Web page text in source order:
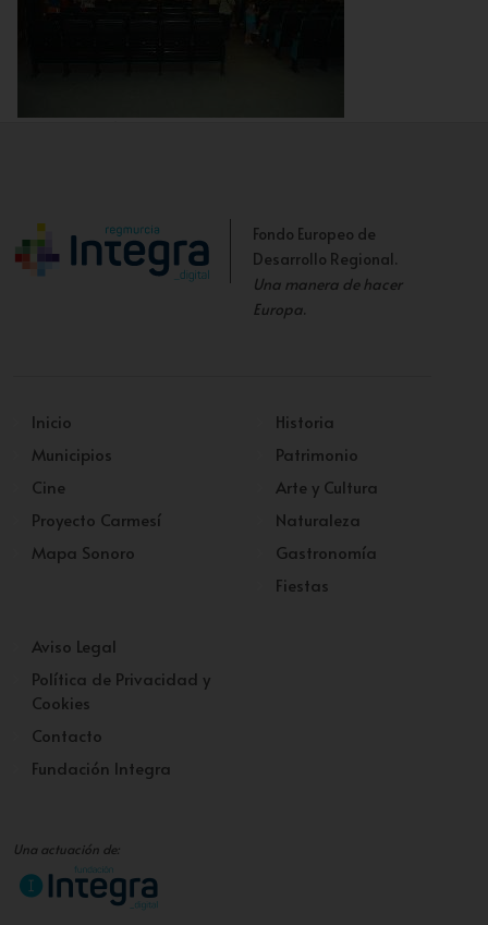
Fondo Europeo de
Desarrollo Regional.
Una manera de hacer
Europa.
Inicio
Municipios
Cine
Proyecto Carmesí
Mapa Sonoro
Historia
Patrimonio
Arte y Cultura
Naturaleza
Gastronomía
Fiestas
Aviso Legal
Política de Privacidad y
Cookies
Contacto
Fundación Integra
Una actuación de: